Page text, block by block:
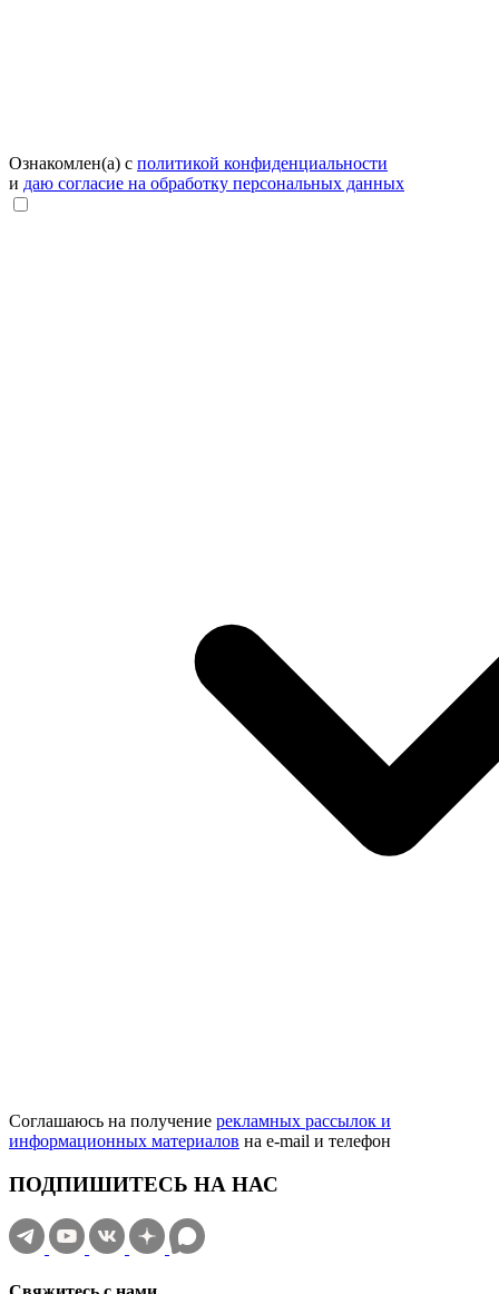
Ознакомлен(а) с политикой конфиденциальности
и даю согласие на обработку персональных данных
Соглашаюсь на получение рекламных рассылок и
информационных материалов на e‑mail и телефон
ПОДПИШИТЕСЬ НА НАС